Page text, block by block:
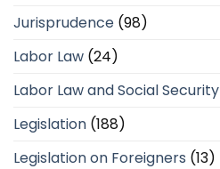
Jurisprudence (98)
Labor Law (24)
Labor Law and Social Security
Legislation (188)
Legislation on Foreigners (13)